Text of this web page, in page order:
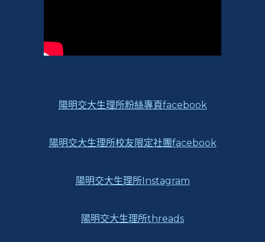
陽明交大生理所粉絲專頁facebook
陽明交大生理所校友限定社團facebook
陽明交大生理所Instagram
陽明交大生理所threads